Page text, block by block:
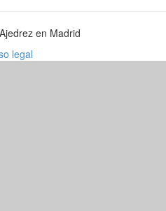
en Madrid
legal